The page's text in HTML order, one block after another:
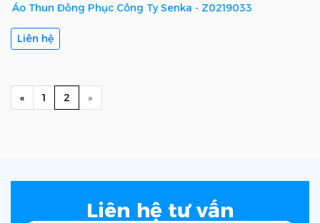
Áo Thun Đồng Phục Công Ty Senka - Z0219033
Liên hệ
«Previous
1 2 (current)
»
Liên hệ tư vấn